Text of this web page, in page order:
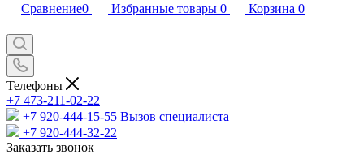
Сравнение0 Избранные товары 0 Корзина 0
Телефоны
+7 473-211-02-22
+7 920-444-15-55 Вызов специалиста
+7 920-444-32-22
Заказать звонок